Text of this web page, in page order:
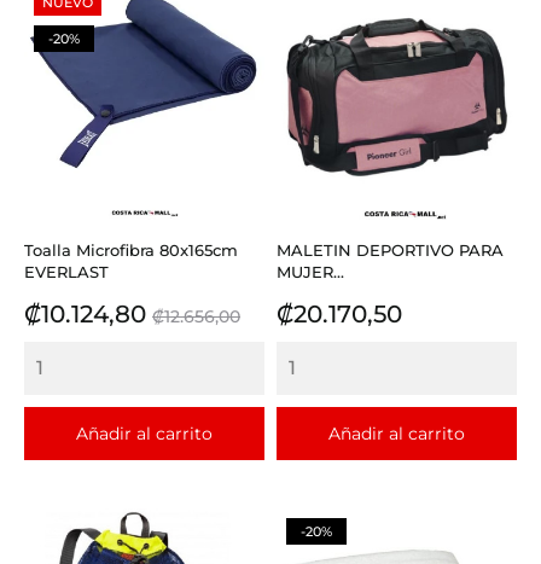
Toalla Microfibra 80x165cm
EVERLAST
Precio
₡10.124,80 Precio
₡12.656,00
Añadir al carrito
-20%
MALETIN DEPORTIVO PARA
MUJER...
Precio
₡20.170,50
Añadir al carrito
-20%